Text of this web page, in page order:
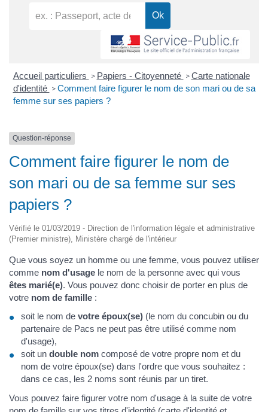
Accueil particuliers > Papiers - Citoyenneté > Carte nationale
d'identité > Comment faire figurer le nom de son mari ou de sa
femme sur ses papiers ?
Question-réponse
Comment faire figurer le nom de
son mari ou de sa femme sur ses
papiers ?
Vérifié le 01/03/2019 - Direction de l'information légale et administrative
(Premier ministre), Ministère chargé de l'intérieur
Que vous soyez un homme ou une femme, vous pouvez utiliser
comme nom d'usage le nom de la personne avec qui vous
êtes marié(e). Vous pouvez donc choisir de porter en plus de
votre nom de famille :
soit le nom de votre époux(se) (le nom du concubin ou du
partenaire de Pacs ne peut pas être utilisé comme nom
d'usage),
soit un double nom composé de votre propre nom et du
nom de votre époux(se) dans l'ordre que vous souhaitez :
dans ce cas, les 2 noms sont réunis par un tiret.
Vous pouvez faire figurer votre nom d'usage à la suite de votre